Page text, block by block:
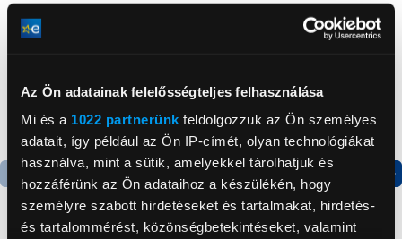
Az Ön adatainak felelősségteljes felhasználása
Mi és a 1022 partnerünk feldolgozzuk az Ön személyes
adatait, így például az Ön IP-címét, olyan technológiákat
használva, mint a sütik, amelyekkel tárolhatjuk és
hozzáférünk az Ön adataihoz a készülékén, hogy
személyre szabott hirdetéseket és tartalmakat, hirdetés-
és tartalommérést, közönségbetekintéseket, valamint